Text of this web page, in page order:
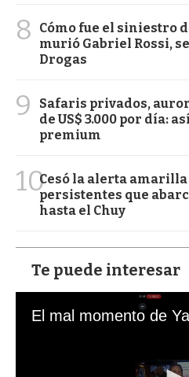
8
Cómo fue el siniestro
murió Gabriel Rossi,
Drogas
9
Safaris privados,
de US$ 3.000 por día:
premium
10Cesó la alerta
persistentes que
hasta el Chuy
Te puede interesar